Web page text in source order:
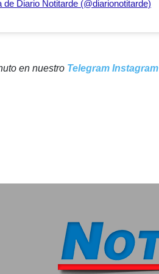
Diario Notitarde (@diarionotitarde)
en nuestro Telegram Instagram